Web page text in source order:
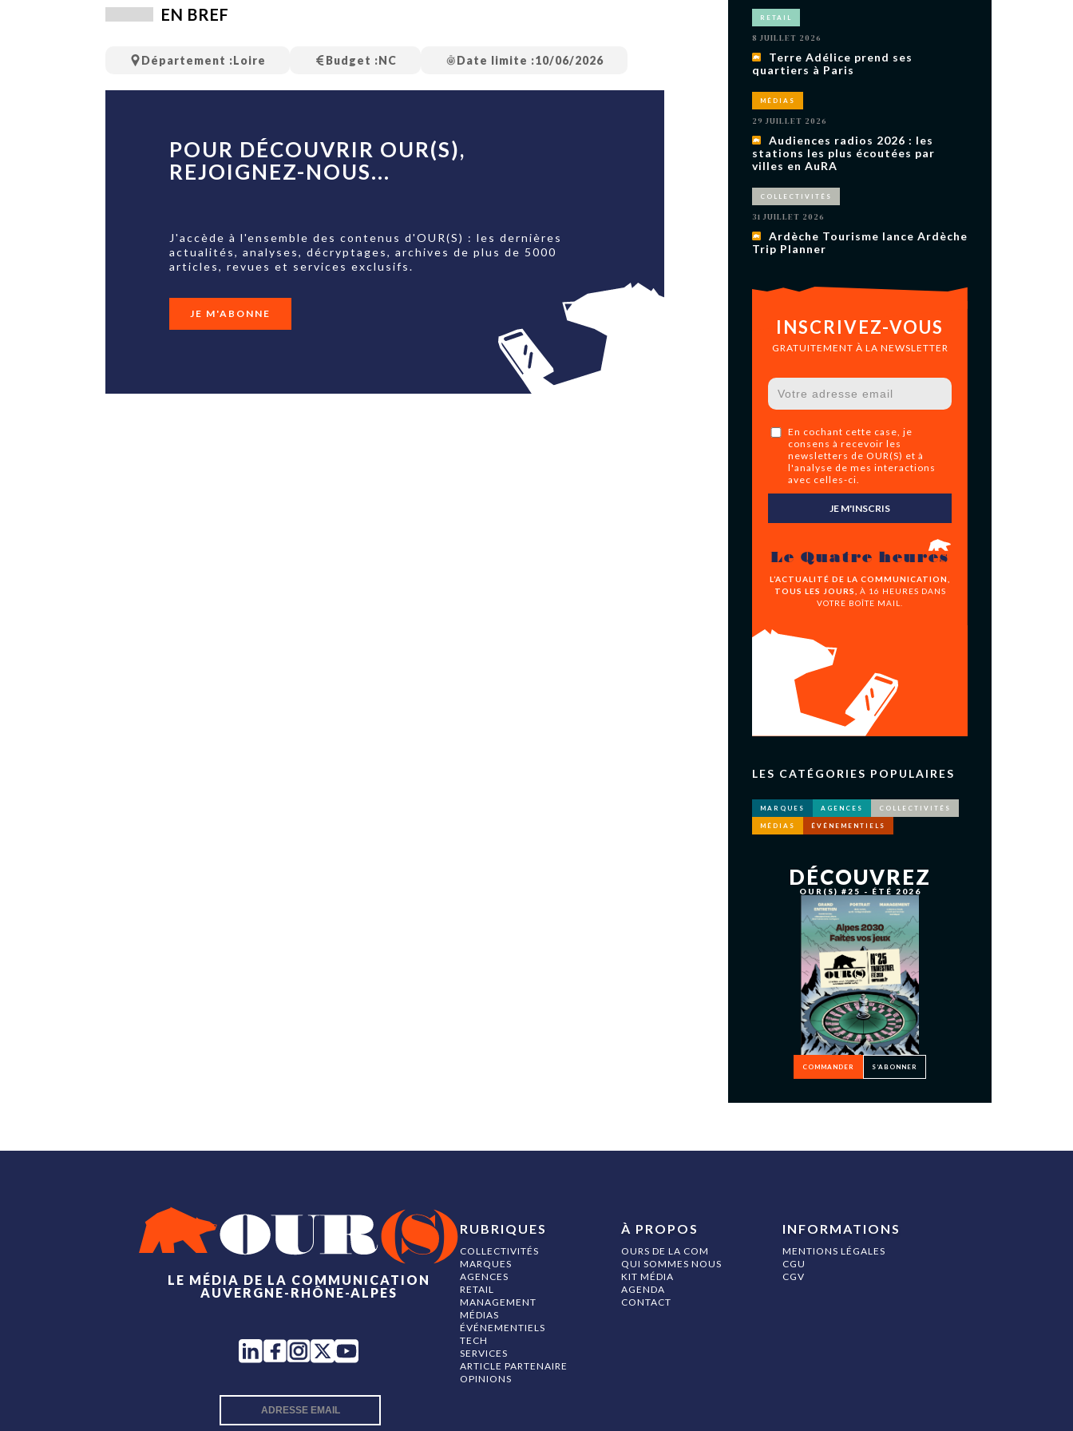
SERVICES
ARTICLE
la déconnexion, en digital et au cinéma.
marketing et communication, revient sur
la campagne.
ACHETER LE NUMÉRO
EN BREF
Département :Loire Budget :NC Date limite :10/06/2026
POUR DÉCOUVRIR OUR(S),
REJOIGNEZ-NOUS...
J'accède à l'ensemble des contenus d'OUR(S) : les dernières
actualités, analyses, décryptages, archives de plus de 5000
articles, revues et services exclusifs.
JE M'ABONNE
RETAIL
8 JUILLET 2026
Terre Adélice prend ses
quartiers à Paris
MÉDIAS
29 JUILLET 2026
Audiences radios 2026 : les
stations les plus écoutées par
villes en AuRA
COLLECTIVITÉS
31 JUILLET 2026
Ardèche Tourisme lance Ardèche
Trip Planner
INSCRIVEZ-VOUS
GRATUITEMENT À LA NEWSLETTER
En cochant cette case, je
consens à recevoir les
newsletters de OUR(S) et à
l'analyse de mes interactions
avec celles-ci.
JE M'INSCRIS
Le Quatre heures
L’ACTUALITÉ DE LA COMMUNICATION,
TOUS LES JOURS,
À 16 HEURES DANS
VOTRE BOÎTE MAIL.
LES CATÉGORIES POPULAIRES
MARQUES AGENCES COLLECTIVITÉS
MÉDIAS ÉVÉNEMENTIELS
DÉCOUVREZ
OUR(S) #25 - ÉTÉ 2026
COMMANDER S’ABONNER
LE MÉDIA DE LA COMMUNICATION
AUVERGNE-RHÔNE-ALPES
RUBRIQUES
COLLECTIVITÉS
MARQUES
AGENCES
RETAIL
MANAGEMENT
MÉDIAS
ÉVÉNEMENTIELS
TECH
SERVICES
ARTICLE PARTENAIRE
OPINIONS
À PROPOS
OURS DE LA COM
QUI SOMMES NOUS
KIT MÉDIA
AGENDA
CONTACT
INFORMATIONS
MENTIONS LÉGALES
CGU
CGV